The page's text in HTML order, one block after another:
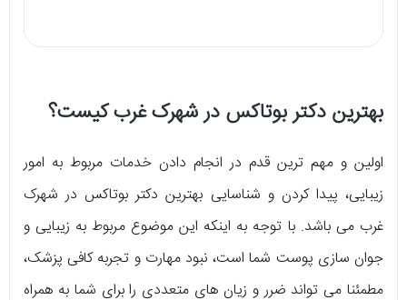
بهترین دکتر بوتاکس در شهرک غرب کیست؟
اولین و مهم ترین قدم در انجام دادن خدمات مربوط به امور
زیبایی، پیدا کردن و شناسایی بهترین دکتر بوتاکس در شهرک
غرب می‌ باشد. با توجه به اینکه این موضوع مربوط به زیبایی و
جوان سازی پوست شما است، نبود مهارت و تجربه‌ کافی پزشک،
مطمئنا می‌ تواند ضرر و زیان‌ های متعددی را برای شما به همراه